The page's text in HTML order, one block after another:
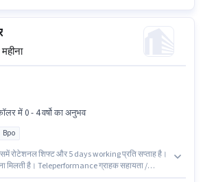
में 0 - 4 वर्षो का अनुभव
Bpo
रोटेशनल शिफ्ट और 5 days working प्रति सप्ताह है।
मिलती है। Teleperformance ग्राहक सहायता /